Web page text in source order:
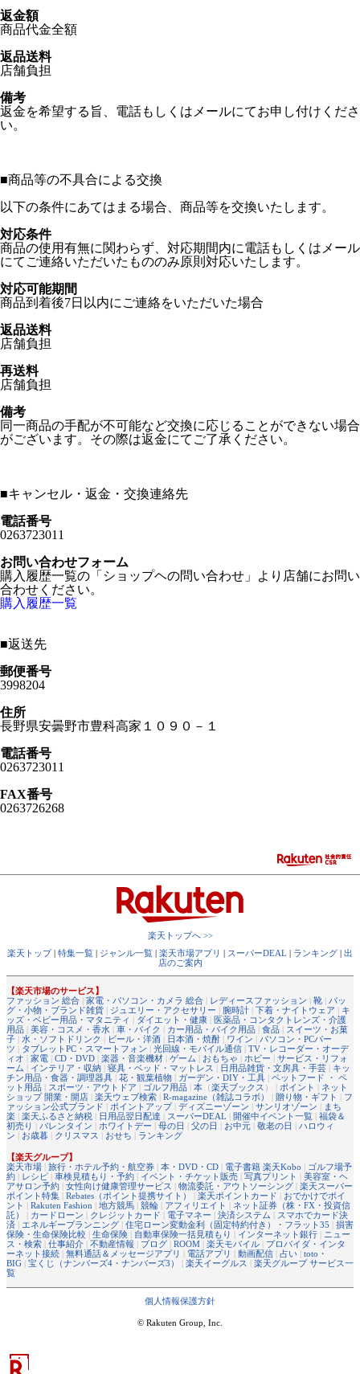
返金額
商品代金全額
返品送料
店舗負担
備考
返金を希望する旨、電話もしくはメールにてお申し付けくださ
い。
■商品等の不具合による交換
以下の条件にあてはまる場合、商品等を交換いたします。
対応条件
商品の使用有無に関わらず、対応期間内に電話もしくはメール
にてご連絡いただいたもののみ原則対応いたします。
対応可能期間
商品到着後7日以内にご連絡をいただいた場合
返品送料
店舗負担
再送料
店舗負担
備考
同一商品の手配が不可能など交換に応じることができない場合
がございます。その際は返金にてご了承ください。
■キャンセル・返金・交換連絡先
電話番号
0263723011
お問い合わせフォーム
購入履歴一覧の「ショップヘの問い合わせ」より店舗にお問い
合わせください。
購入履歴一覧
■返送先
郵便番号
3998204
住所
長野県安曇野市豊科高家１０９０－１
電話番号
0263723011
FAX番号
0263726268
楽天トップへ >>
楽天トップ| 特集一覧 | ジャンル一覧 | 楽天市場アプリ | スーパーDEAL | ランキング | 出
店のご案内
【楽天市場のサービス】
ファッション 総合 | 家電・パソコン・カメラ 総合 | レディースファッション | 靴 | バッ
グ・小物・ブランド雑貨 | ジュエリー・アクセサリー | 腕時計 | 下着・ナイトウェア | キ
ッズ・ベビー用品・マタニティ | ダイエット・健康 | 医薬品・コンタクトレンズ・介護
用品 | 美容・コスメ・香水 | 車・バイク | カー用品・バイク用品 | 食品 | スイーツ・お菓
子 | 水・ソフトドリンク | ビール・洋酒 | 日本酒・焼酎 | ワイン | パソコン・PCパー
ツ | タブレットPC・スマートフォン | 光回線・モバイル通信 | TV・レコーダー・オーデ
ィオ | 家電 | CD・DVD | 楽器・音楽機材 | ゲーム | おもちゃ | ホビー | サービス・リフォ
ーム | インテリア・収納 | 寝具・ベッド・マットレス | 日用品雑貨・文房具・手芸 | キッ
チン用品・食器・調理器具 | 花・観葉植物 | ガーデン・DIY・工具 | ペットフード ・ ペ
ット用品 | スポーツ・アウトドア | ゴルフ用品 | 本 （楽天ブックス ） | ポイント | ネット
ショップ 開業・開店 | 楽天ウェブ検索 | R-magazine（雑誌コラボ） | 贈り物・ギフト | フ
ァッション公式ブランド | ポイントアップ| ディズニーゾーン | サンリオゾーン | まち
楽 | 楽天ふるさと納税 | 日用品翌日配達 | スーパーDEAL | 開催中イベント一覧 | 福袋＆
初売り | バレンタイン | ホワイトデー | 母の日 | 父の日 | お中元 | 敬老の日 | ハロウィ
ン | お歳暮 | クリスマス | おせち | ランキング
【楽天グループ】
楽天市場 | 旅行・ホテル予約・航空券 | 本・DVD・CD | 電子書籍 楽天Kobo | ゴルフ場予
約 | レシピ | 車検見積もり・予約 | イベント・チケット販売 | 写真プリント | 美容室・ヘ
アサロン予約 | 女性向け健康管理サービス | 物流委託・アウトソーシング | 楽天スーパー
ポイント特集 | Rebates（ポイント提携サイト） | 楽天ポイントカード | おでかけでポイ
ント | Rakuten Fashion | 地方競馬 | 競輪 | アフィリエイト | ネット証券（株・FX・投資信
託）
| カードローン | クレジットカード | 電子マネー | 決済システム | スマホでカード決
済 | エネルギープランニング | 住宅ローン変動金利（固定特約付き）・フラット35 | 損害
保険・生命保険比較 | 生命保険 | 自動車保険一括見積もり | インターネット銀行 | ニュー
ス・検索 | 仕事紹介 | 不動産情報 | ブログ | ROOM | 楽天モバイル | プロバイダ・インタ
ーネット接続 | 無料通話＆メッセージアプリ | 電話アプリ | 動画配信 | 占い | toto・
BIG | 宝くじ（ナンバーズ4・ナンバーズ3） | 楽天イーグルス | 楽天グループ サービス一
覧
個人情報保護方針
© Rakuten Group, Inc.